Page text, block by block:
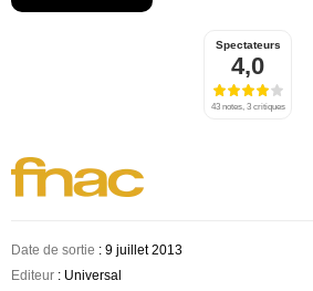
Spectateurs
4,0
43 notes, 3 critiques
Date de sortie : 9 juillet 2013
Editeur : Universal